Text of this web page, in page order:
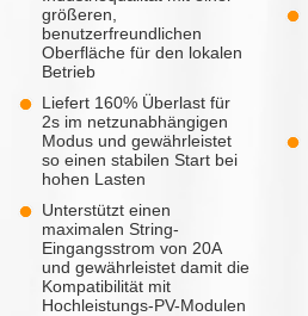
größeren,
benutzerfreundlichen
Oberfläche für den lokalen
Betrieb
Liefert 160% Überlast für
2s im netzunabhängigen
Modus und gewährleistet
so einen stabilen Start bei
hohen Lasten
Unterstützt einen
maximalen String-
Eingangsstrom von 20A
und gewährleistet damit die
Kompatibilität mit
Hochleistungs-PV-Modulen